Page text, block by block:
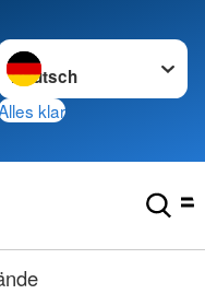
wechseln zu
klar